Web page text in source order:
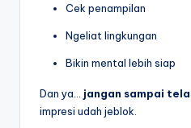
Cek penampilan
Ngeliat lingkungan
Bikin mental lebih siap
Dan ya… jangan sampai
impresi udah jeblok.